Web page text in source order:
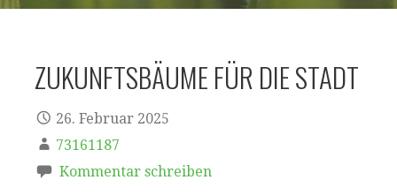
ZUKUNFTSBÄUME FÜR DIE STADT
26. Februar 2025
73161187
Kommentar schreiben